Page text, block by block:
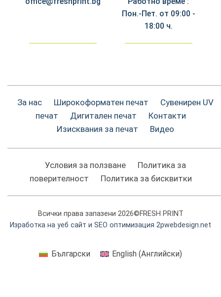
Пон.-Пет. от 09:00 -
18:00 ч.
За нас Широкоформатен печат
Сувенирен UV
печат
Дигитален печат
Контакти
Изисквания за печат
Видео
Условия за ползване
Политика за
поверителност
Политика за бисквитки
Всички права запазени 2026©FRESH PRINT
Изработка на уеб сайт и SEO оптимизация 2pwebdesign.net
Български English(Английски)